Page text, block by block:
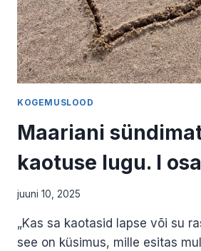
KOGEMUSLOOD
Maariani
kaotuse lugu. I osa
juuni 10, 2025
„Kas sa kaotasid lapse või su
see on küsimus, mille esitas